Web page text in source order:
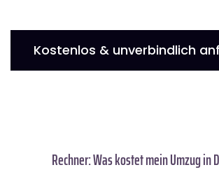
Kostenlos & unverbindlich
Rechner: Was kostet mein Umzug in